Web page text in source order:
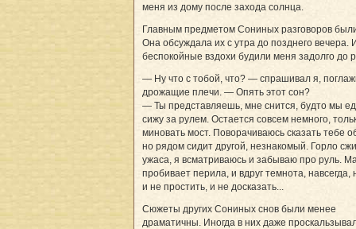
меня из дому после захода солнца.
Главным предметом Сониных разговоров
Она обсуждала их с утра до позднего вечера.
беспокойные вздохи будили меня задолго до
— Ну что с тобой, что? — спрашивал я,
дрожащие плечи. — Опять этот сон?
— Ты представляешь, мне снится, будто мы
сижу за рулем. Остается совсем немного,
миновать мост. Поворачиваюсь сказать тебе
но рядом сидит другой, незнакомый. Горло
ужаса, я всматриваюсь и забываю про руль.
пробивает перила, и вдруг темнота, навсегда,
и не простить, и не досказать...
Сюжеты других Сониных снов были менее
драматичны. Иногда в них даже